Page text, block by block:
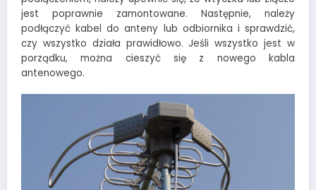
jest poprawnie zamontowane. Następnie, należy
podłączyć kabel do anteny lub odbiornika i sprawdzić,
czy wszystko działa prawidłowo. Jeśli wszystko jest w
porządku, można cieszyć się z nowego kabla
antenowego.